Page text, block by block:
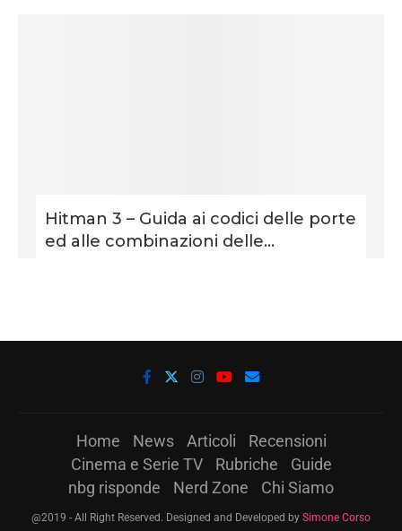
Hitman 3 – Guida ai codici delle porte
ed alle combinazioni delle...
Home News Articoli
Recensioni
Cinema e Serie TV
Rubriche
Guide
nbg risponde
Nerd Zone Chi Siamo
@2019 - All Right Reserved. Designed and Developed by Simone Corso